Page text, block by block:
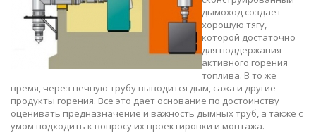
дымоход создает
хорошую тягу,
которой достаточно
для поддержания
активного горения
топлива. В то же
время, через печную трубу выводится дым, сажа и другие
продукты горения. Все это дает основание по достоинству
оценивать предназначение и важность дымных труб, а также с
умом подходить к вопросу их проектировки и монтажа.